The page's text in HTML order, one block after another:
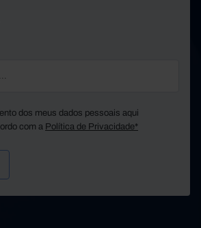
dos meus dados pessoais aqui
com a Política de Privacidade*